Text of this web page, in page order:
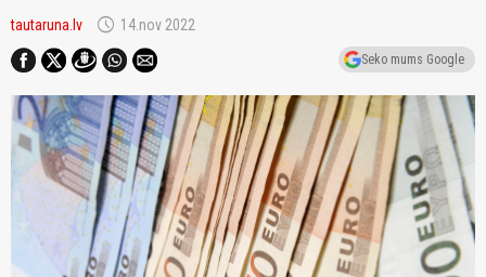
tautaruna.lv schedule 14.nov 2022
Seko mums Google